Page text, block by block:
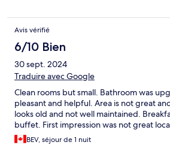
Avis vérifié
6/10 Bien
30 sept. 2024
Traduire avec Google
Clean rooms but small. Bathroom was
pleasant and helpful. Area is not great
looks old and not well maintained.
buffet. First impression was not great
BEV, séjour de 1 nuit